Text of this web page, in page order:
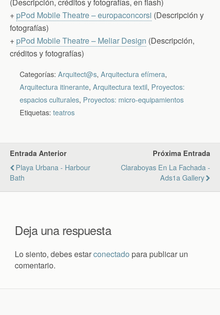
(Descripción, créditos y fotografías, en flash)
+ pPod Mobile Theatre – europaconcorsi (Descripción y
fotografías)
+ pPod Mobile Theatre – Meliar Design (Descripción,
créditos y fotografías)
Categorías: Arquitect@s, Arquitectura efímera,
Arquitectura itinerante, Arquitectura textil, Proyectos:
espacios culturales, Proyectos: micro-equipamientos
Etiquetas: teatros
Entrada Anterior
Playa Urbana - Harbour
Bath
Próxima Entrada
Claraboyas En La Fachada -
Ads1a Gallery
Deja una respuesta
Lo siento, debes estarconectado para publicar un
comentario.